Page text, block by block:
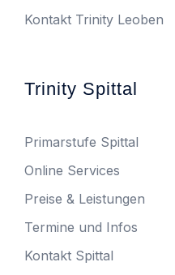
Kontakt Trinity Leoben
Trinity Spittal
Primarstufe Spittal
Online Services
Preise & Leistungen
Termine und Infos
Kontakt Spittal